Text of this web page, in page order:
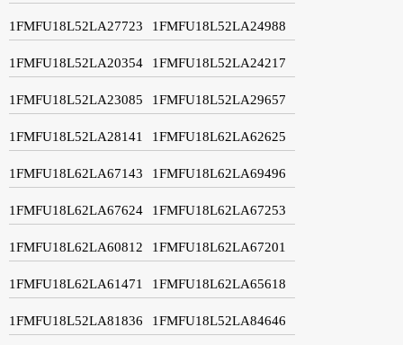
1FMFU18L52LA27723 1FMFU18L52LA24988
1FMFU18L52LA20354 1FMFU18L52LA24217
1FMFU18L52LA23085 1FMFU18L52LA29657
1FMFU18L52LA28141 1FMFU18L62LA62625
1FMFU18L62LA67143 1FMFU18L62LA69496
1FMFU18L62LA67624 1FMFU18L62LA67253
1FMFU18L62LA60812 1FMFU18L62LA67201
1FMFU18L62LA61471 1FMFU18L62LA65618
1FMFU18L52LA81836 1FMFU18L52LA84646